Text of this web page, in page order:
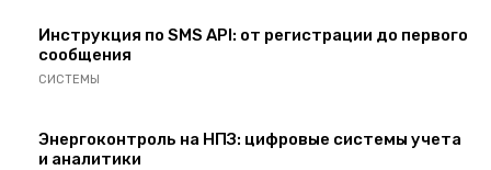
Инструкция по SMS API: от регистрации до первого
сообщения
СИСТЕМЫ
Энергоконтроль на НПЗ: цифровые системы учета
и аналитики